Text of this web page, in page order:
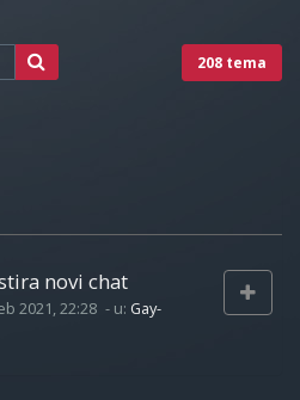
208 tema
novi chat
2021, 22:28 - u: Gay-